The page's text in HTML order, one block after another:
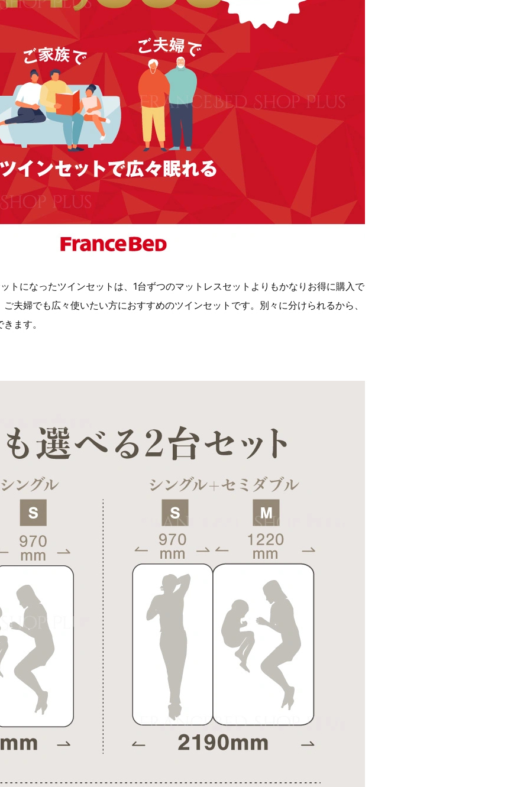
トになったツインセットは、1台ずつのマットレスセットよりもかなりお得に購入で
夫婦でも広々使いたい方におすすめのツインセットです。別々に分けられるから、
ます。